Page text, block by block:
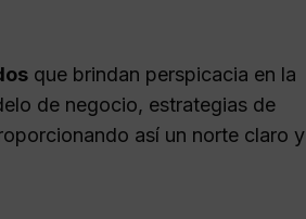
que brindan perspicacia en la
de negocio, estrategias de
así un norte claro y